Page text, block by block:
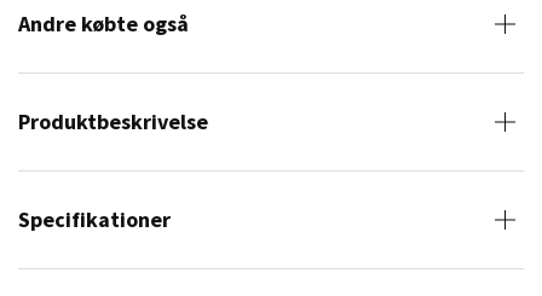
Andre købte også
Produktbeskrivelse
Specifikationer